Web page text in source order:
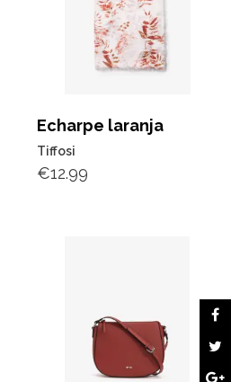
Echarpe laranja
Tiffosi
€12.99